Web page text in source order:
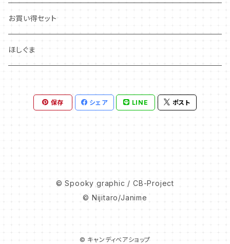
お買い得セット
ほしぐま
保存 シェア LINE ポスト
© Spooky graphic / CB-Project
© Nijitaro/Janime
© キャンディベアショップ